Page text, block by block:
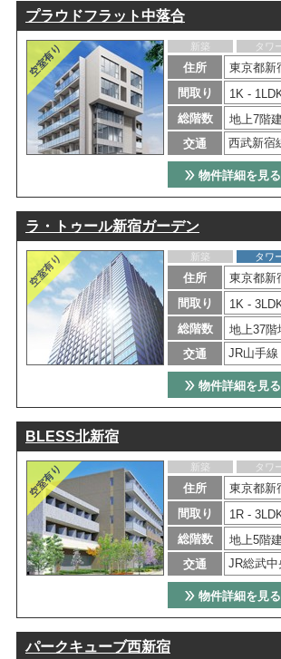
プラウドフラット中落合
新築 タワ
住所
東京都新
間取り
1K -
総階数
地上7階建
交通
西武新宿
物件詳細を見る
ラ・トゥール新宿ガーデン
新築 タワ
住所
東京都新
間取り
1K -
総階数
地上37階
交通
JR山手線
物件詳細を見る
BLESS北新宿
新築 タワ
住所
東京都新
間取り
1R -
総階数
地上5階建
交通
JR総武中
物件詳細を見る
パークキューブ西新宿